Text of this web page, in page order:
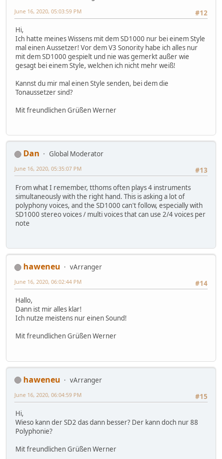
#12
June 16, 2020, 05:03:59 PM
Hi,
Ich hatte meines Wissens mit dem SD1000 nur bei einem Style
mal einen Aussetzer! Vor dem V3 Sonority habe ich alles nur
mit dem SD1000 gespielt und nie was gemerkt außer wie
gesagt bei einem Style, welchen ich nicht mehr weiß!
Kannst du mir mal einen Style senden, bei dem die
Tonaussetzer sind?
Mit freundlichen Grüßen Werner
Dan
Global Moderator
#13
June 16, 2020, 05:35:07 PM
From what I remember, tthoms often plays 4 instruments
simultaneously with the right hand. This is asking a lot of
polyphony voices, and the SD1000 can't follow, especially with
SD1000 stereo voices / multi voices that can use 2/4 voices per
note
haweneu
vArranger
#14
June 16, 2020, 06:02:44 PM
Hallo,
Dann ist mir alles klar!
Ich nutze meistens nur einen Sound!
Mit freundlichen Grüßen Werner
haweneu
vArranger
#15
June 16, 2020, 06:04:59 PM
Hi,
Wieso kann der SD2 das dann besser? Der kann doch nur 88
Polyphonie?
Mit freundlichen Grüßen Werner